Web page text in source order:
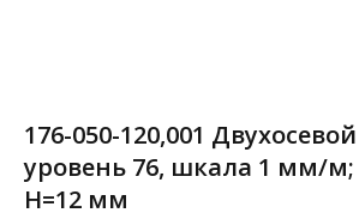
176-050-120,001
уровень 76, шкала 1 мм/м;
H=12 мм